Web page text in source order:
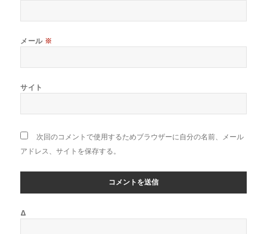
メール ※
サイト
次回のコメントで使用するためブラウザーに自分の名前、メール
アドレス、サイトを保存する。
Δ